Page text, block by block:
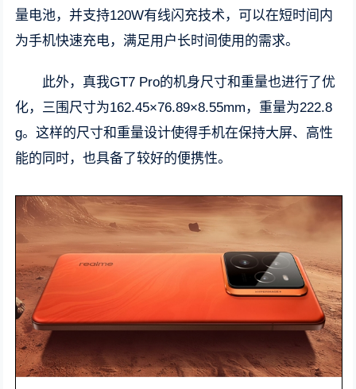
量电池，并支持120W有线闪充技术，可以在短时间内
为手机快速充电，满足用户长时间使用的需求。
此外，真我GT7 Pro的机身尺寸和重量也进行了优
化，三围尺寸为162.45×76.89×8.55mm，重量为222.8
g。这样的尺寸和重量设计使得手机在保持大屏、高性
能的同时，也具备了较好的便携性。